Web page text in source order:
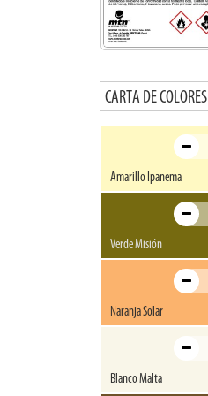
CARTA DE COLORES
Amarillo Ipanema
Verde Misión
Naranja Solar
Blanco Malta